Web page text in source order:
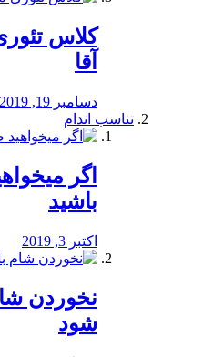
آقا
دسامبر 19, 2019
تناسب اندام
اگر
باشید
اکتبر 3, 2019
نخوردن
‌شود